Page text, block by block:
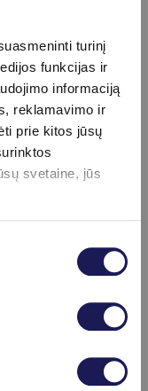
turinį
funkcijas ir
informaciją
reklamavimo ir
prie kitos jūsų
svetaine, jūs
aplink akis
lazeriu aplink
lazeriu dekoltė
kaklo
plaštakų
lazeriu skruostų
lazeriu veido ir
veido,